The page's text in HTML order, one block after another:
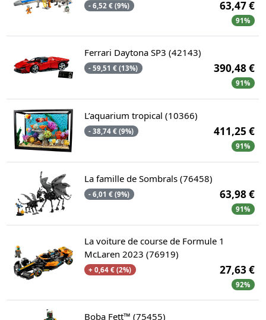
- 6,52 € (9%) 63,47 €
91%
Ferrari Daytona SP3 (42143)
- 59,51 € (13%) 390,48 €
91%
L’aquarium tropical (10366)
- 38,74 € (9%) 411,25 €
91%
La famille de Sombrals (76458)
- 6,01 € (9%) 63,98 €
91%
La voiture de course de Formule 1
McLaren 2023 (76919)
+ 0,64 € (2%) 27,63 €
92%
Boba Fett™ (75455)